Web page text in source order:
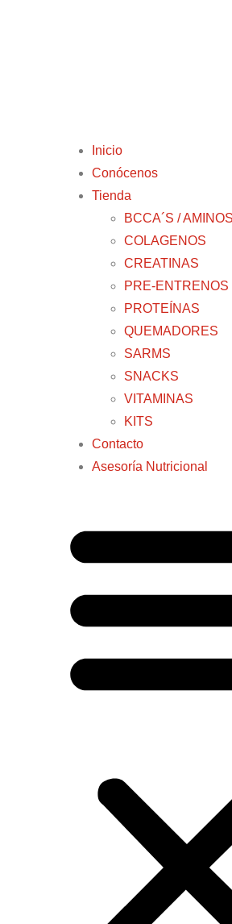
Inicio
Conócenos
Tienda
BCCA´S /
COLAGENOS
CREATINAS
PRE-ENTRENOS
PROTEÍNAS
QUEMADORES
SARMS
SNACKS
VITAMINAS
KITS
Contacto
Asesoría Nutricional